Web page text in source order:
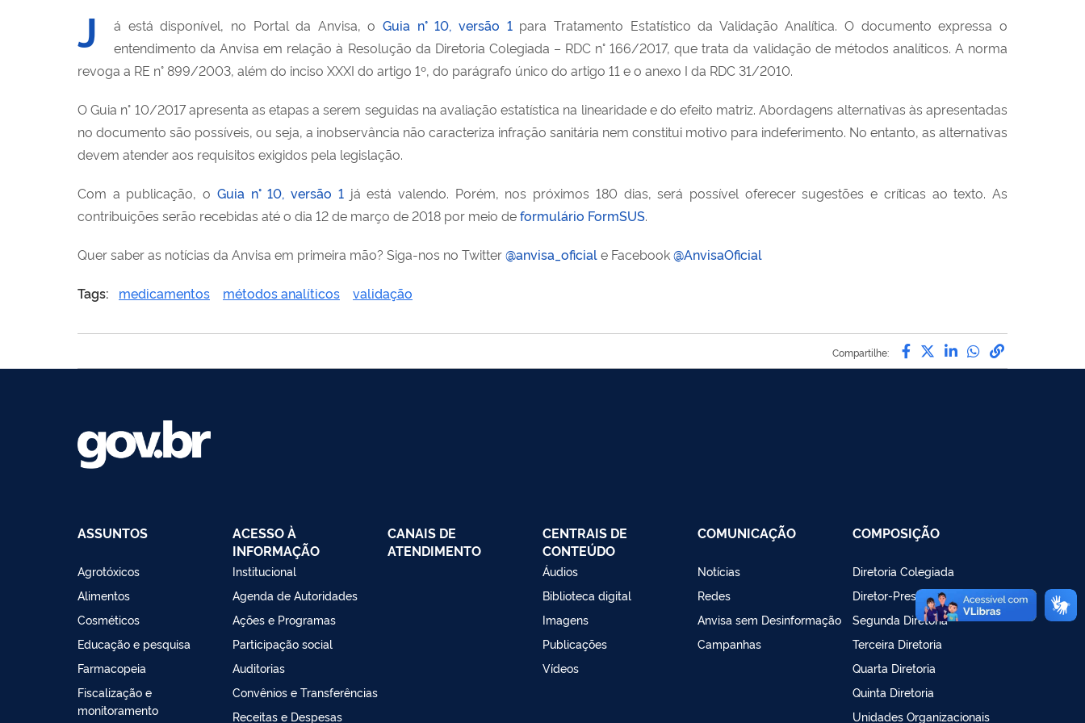
J á está disponível, no Portal da Anvisa, oGuia n° 10, versão 1 para Tratamento Estatístico da Validação Analítica. O documento expressa o
entendimento da Anvisa em relação à Resolução da Diretoria Colegiada – RDC n° 166/2017, que trata da validação de métodos analíticos. A norma
revoga a RE n° 899/2003, além do inciso XXXI do artigo 1º, do parágrafo único do artigo 11 e o anexo I da RDC 31/2010.
O Guia n° 10/2017 apresenta as etapas a serem seguidas na avaliação estatística na linearidade e do efeito matriz. Abordagens alternativas às apresentadas
no documento são possíveis, ou seja, a inobservância não caracteriza infração sanitária nem constitui motivo para indeferimento. No entanto, as alternativas
devem atender aos requisitos exigidos pela legislação.
Com a publicação, o Guia n° 10, versão 1 já está valendo. Porém, nos próximos 180 dias, será possível oferecer sugestões e críticas ao texto. As
contribuições serão recebidas até o dia 12 de março de 2018 por meio deformulário FormSUS.
Quer saber as notícias da Anvisa em primeira mão? Siga-nos no Twitter@anvisa_oficiale Facebook@AnvisaOficial
Tags: medicamentos métodos analíticos validação
Compartilhe: Compartilhe por
Compartilhe por
Compartilhe por
Compartilhe
link para
ASSUNTOS
Agrotóxicos
Alimentos
Cosméticos
Educação e pesquisa
Farmacopeia
Fiscalização e
monitoramento
ACESSO À
INFORMAÇÃO
Institucional
Agenda de Autoridades
Ações e Programas
Participação social
Auditorias
Convênios e Transferências
Receitas e Despesas
CANAIS DE
ATENDIMENTO
CENTRAIS DE
CONTEÚDO
Áudios
Biblioteca digital
Imagens
Publicações
Vídeos
COMUNICAÇÃO
Notícias
Redes
Anvisa sem Desinformação
Campanhas
COMPOSIÇÃO
Diretoria Colegiada
Diretor-Presidente
Segunda Diretoria
Terceira Diretoria
Quarta Diretoria
Quinta Diretoria
Unidades Organizacionais